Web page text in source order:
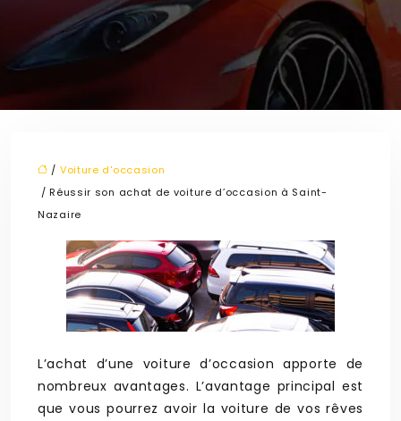
/ Voiture d'occasion
/ Réussir son achat de voiture d’occasion à Saint-
Nazaire
L’achat d’une voiture d’occasion apporte de
nombreux avantages. L’avantage principal est
que vous pourrez avoir la voiture de vos rêves